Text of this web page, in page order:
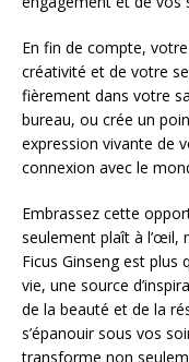
En fin de compte,
créativité et de votre
fièrement dans votre
bureau, ou crée un
expression vivante de
connexion avec le
Embrassez cette
seulement plaît à l’œil,
Ficus Ginseng est plus
vie, une source
de la beauté et de la
s’épanouir sous vos
transforme non